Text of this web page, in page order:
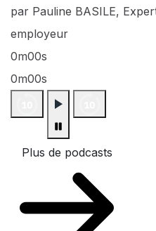
par Pauline BASILE,
employeur
0m00s
0m00s
Plus de podcasts